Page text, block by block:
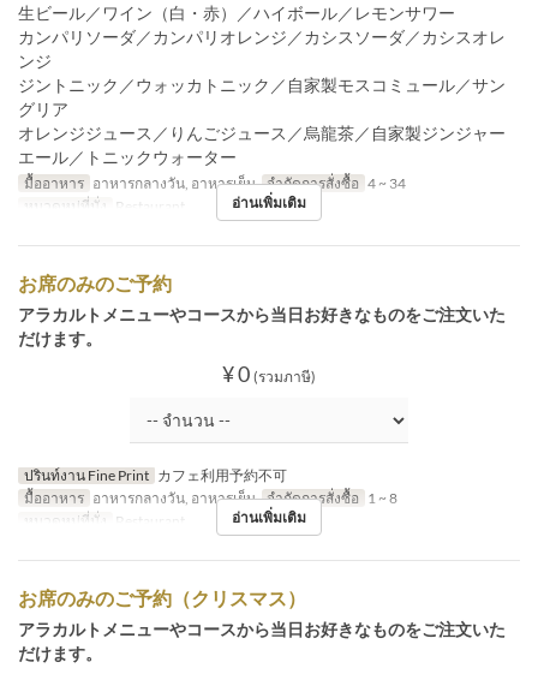
生ビール／ワイン（白・赤）／ハイボール／レモンサワー
カンパリソーダ／カンパリオレンジ／カシスソーダ／カシスオレ
ンジ
ジントニック／ウォッカトニック／自家製モスコミュール／サン
グリア
オレンジジュース／りんごジュース／烏龍茶／自家製ジンジャー
エール／トニックウォーター
มื้ออาหาร อาหารกลางวัน, อาหารเย็น จำกัดการสั่งซื้อ 4 ~ 34
หมวดหมู่ที่นั่ง
Restaurant อ่านเพิ่มเติม
お席のみのご予約
アラカルトメニューやコースから当日お好きなものをご注文いた
だけます。
¥ 0 (รวมภาษี)
ปรินท์งาน Fine Print カフェ利用予約不可
มื้ออาหาร อาหารกลางวัน, อาหารเย็น จำกัดการสั่งซื้อ 1 ~ 8
หมวดหมู่ที่นั่ง
Restaurant อ่านเพิ่มเติม
お席のみのご予約（クリスマス）
アラカルトメニューやコースから当日お好きなものをご注文いた
だけます。